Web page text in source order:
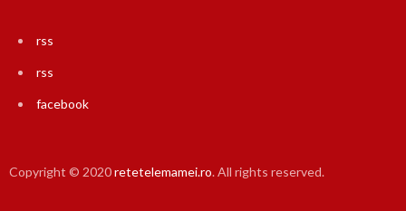
rss
rss
facebook
Copyright © 2020retetelemamei.ro. All rights reserved.